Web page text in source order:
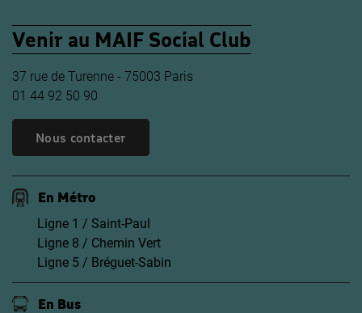
Venir au MAIF Social Club
37 rue de Turenne - 75003 Paris
01 44 92 50 90
Nous contacter
En Métro
Ligne 1 / Saint-Paul
Ligne 8 / Chemin Vert
Ligne 5 / Bréguet-Sabin
En Bus